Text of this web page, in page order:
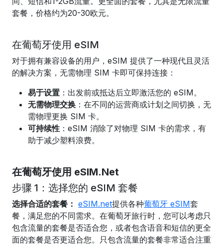
套餐，价格约为20-30欧元。
在葡萄牙使用 eSIM
对于拥有兼容设备的用户，eSIM 提供了一种现代且灵活
的解决方案，无需物理 SIM 卡即可保持连接：
易于设置 ：出发前或抵达后立即激活您的 eSIM。
无需物理交换 ：在不同的运营商或计划之间切换，无
需物理更换 SIM 卡。
可持续性 ：eSIM 消除了对物理 SIM 卡的需求，有
助于减少塑料浪费。
在葡萄牙使用 eSIM.Net
步骤 1：选择您的 eSIM 套餐
选择合适的套餐： eSIM.net提供各种葡萄牙 eSIM套
餐，满足您的不同需求。在葡萄牙旅行时，您可以考虑只
包含流量的套餐是否适合您，或者包含语音和短信的更全
面的套餐是否更适合您。只包含流量的套餐非常适合注重